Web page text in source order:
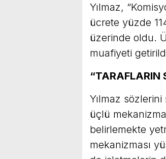
Yılmaz,
ücrete yüzde
üzerinde oldu.
muafiyeti
“TARAFLARIN
Yılmaz
üçlü
belirlemekte
mekanizması